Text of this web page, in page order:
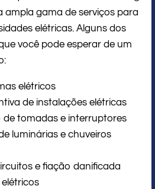
ampla gama de serviços para
elétricas. Alguns dos
você pode esperar de um
elétricos
de instalações elétricas
de tomadas e interruptores
luminárias e chuveiros
e fiação danificada